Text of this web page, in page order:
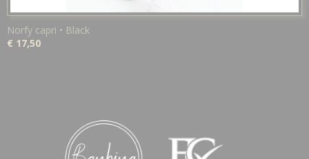
Norfy capri • Black
€ 17,50